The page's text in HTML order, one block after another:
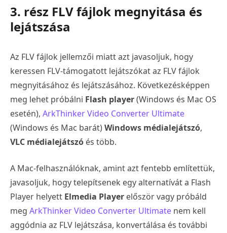
3. rész FLV fájlok megnyitása és
lejátszása
Az FLV fájlok jellemzői miatt azt javasoljuk, hogy
keressen FLV-támogatott lejátszókat az FLV fájlok
megnyitásához és lejátszásához. Következésképpen
meg lehet próbálni Flash player(Windows és Mac OS
esetén), ArkThinker Video Converter Ultimate
(Windows és Mac barát)Windows médialejátszó,
VLC médialejátszó és több.
A Mac-felhasználóknak, amint azt fentebb említettük,
javasoljuk, hogy telepítsenek egy alternatívát a Flash
Player helyett Elmedia Player először vagy próbáld
meg ArkThinker Video Converter Ultimate nem kell
aggódnia az FLV lejátszása, konvertálása és további